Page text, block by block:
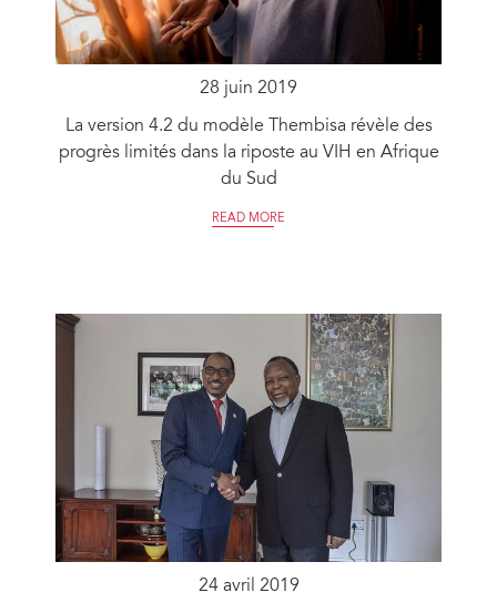
28 juin 2019
La version 4.2 du modèle Thembisa révèle des
progrès limités dans la riposte au VIH en Afrique
du Sud
READ MORE
24 avril 2019